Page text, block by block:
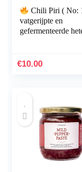
Chili Piri ( No:
vatgerijpte en
gefermenteerde
additieven,
€10.00